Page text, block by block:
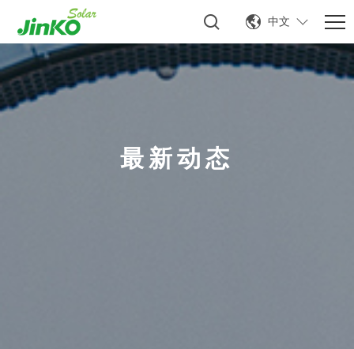
中文
最新动态